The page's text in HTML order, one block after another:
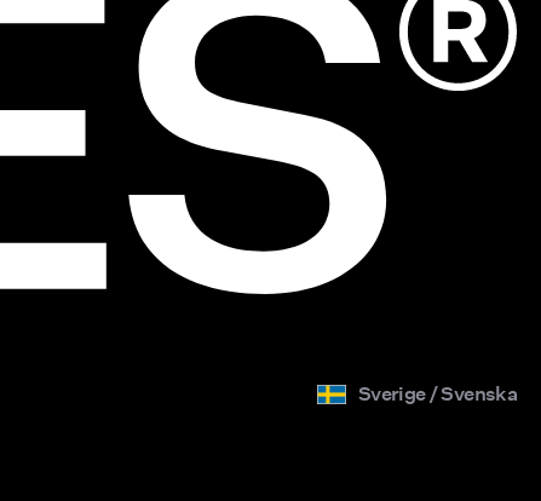
Sverige / Svenska